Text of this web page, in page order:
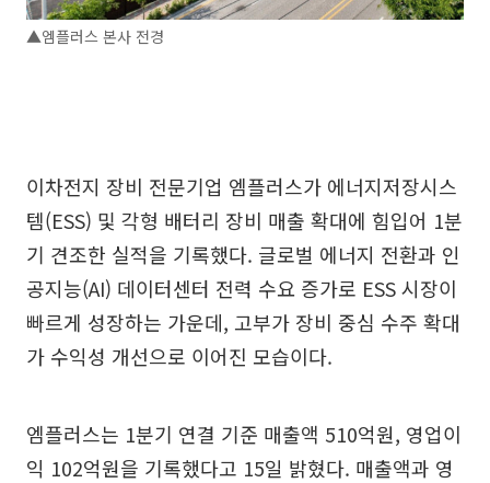
▲엠플러스 본사 전경
이차전지 장비 전문기업 엠플러스가 에너지저장시스
템(ESS) 및 각형 배터리 장비 매출 확대에 힘입어 1분
기 견조한 실적을 기록했다. 글로벌 에너지 전환과 인
공지능(AI) 데이터센터 전력 수요 증가로 ESS 시장이
빠르게 성장하는 가운데, 고부가 장비 중심 수주 확대
가 수익성 개선으로 이어진 모습이다.
엠플러스는 1분기 연결 기준 매출액 510억원, 영업이
익 102억원을 기록했다고 15일 밝혔다. 매출액과 영